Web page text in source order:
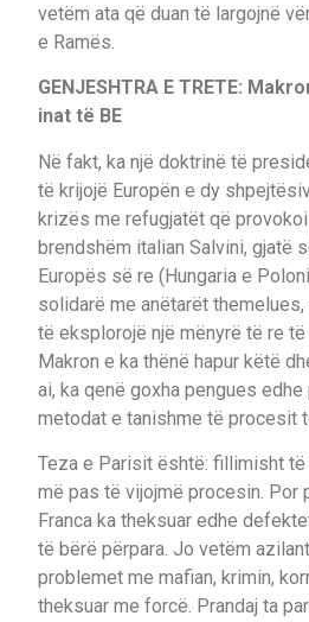
vetëm ata që duan të largojnë
e Ramës.
GENJESHTRA E TRETE:
inat të BE
Në fakt, ka një doktrinë të
të krijojë Europën e dy
krizës me refugjatët që
brendshëm italian Salvini, gjatë
Europës së re (Hungaria e
solidarë me anëtarët
të eksplorojë një mënyrë të re
Makron e ka thënë hapur këtë
ai, ka qenë goxha pengues
metodat e tanishme të procesit
Teza e Parisit është: fillimisht të
më pas të vijojmë procesin. Por
Franca ka theksuar edhe
të bërë përpara. Jo vetëm
problemet me mafian, krimin,
theksuar me forcë. Prandaj ta